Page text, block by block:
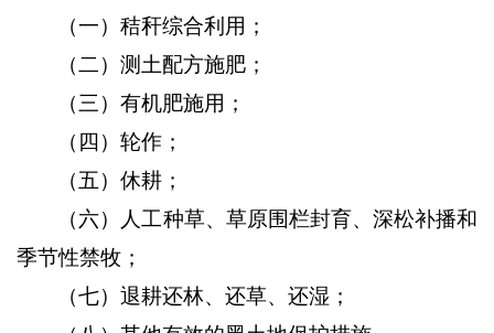
（一）秸秆综合利用；
（二）测土配方施肥；
（三）有机肥施用；
（四）轮作；
（五）休耕；
（六）人工种草、草原围栏封育、深松补播和
季节性禁牧；
（七）退耕还林、还草、还湿；